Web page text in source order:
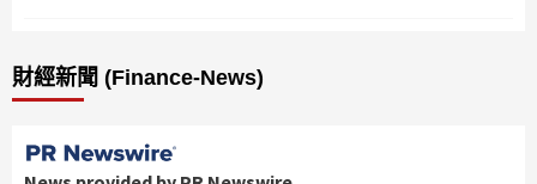
財經新聞 (Finance-News)